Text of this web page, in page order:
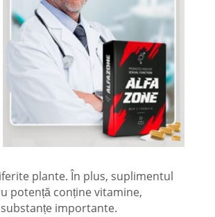
plante. În plus, suplimentul
potență conține vitamine,
importante.